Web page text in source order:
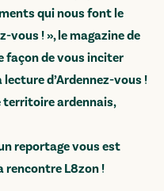
qui nous font le
vous ! », le magazine de
façon de vous inciter
d’Ardennez-vous !
territoire ardennais,
reportage vous est
rencontre L8zon !